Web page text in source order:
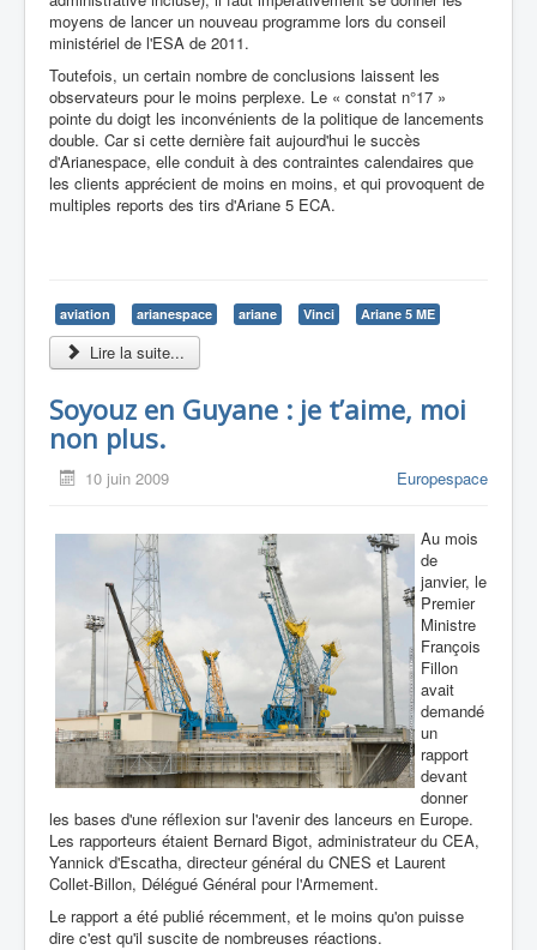
moyens de lancer un nouveau programme lors du conseil
ministériel de l'ESA de 2011.
Toutefois, un certain nombre de conclusions laissent les
observateurs pour le moins perplexe. Le « constat n°17 »
pointe du doigt les inconvénients de la politique de lancements
double. Car si cette dernière fait aujourd'hui le succès
d'Arianespace, elle conduit à des contraintes calendaires que
les clients apprécient de moins en moins, et qui provoquent de
multiples reports des tirs d'Ariane 5 ECA.
aviation arianespace ariane Vinci Ariane 5 ME
Lire la suite...
Soyouz en Guyane : je t’aime, moi
non plus.
10 juin 2009 Europespace
Au mois
de
janvier, le
Premier
Ministre
François
Fillon
avait
demandé
un
rapport
devant
donner
les bases d'une réflexion sur l'avenir des lanceurs en Europe.
Les rapporteurs étaient Bernard Bigot, administrateur du CEA,
Yannick d'Escatha, directeur général du CNES et Laurent
Collet-Billon, Délégué Général pour l'Armement.
Le rapport a été publié récemment, et le moins qu'on puisse
dire c'est qu'il suscite de nombreuses réactions.